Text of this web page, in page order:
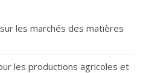
les marchés des matières
les productions agricoles et